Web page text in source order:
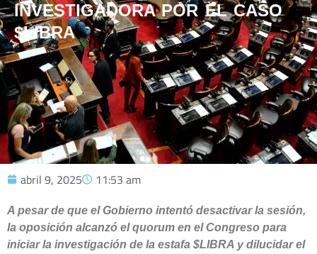
INVESTIGADORA POR EL CASO
$LIBRA
abril 9, 2025 11:53 am
A pesar de que el Gobierno intentó desactivar la sesión,
la oposición alcanzó el quorum en el Congreso para
iniciar la investigación de la estafa $LIBRA y dilucidar el